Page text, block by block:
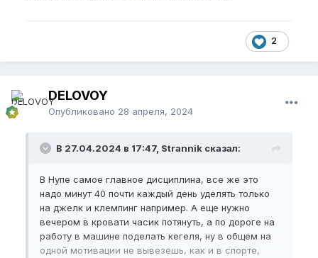
2
DELOVOY
Опубликовано 28 апреля, 2024
В 27.04.2024 в 17:47, Strannik сказал:
В Нупе самое главное дисциплина, все же это
надо минут 40 почти каждый день уделять только
на джелк и клемпинг например. А еще нужно
вечером в кровати часик потянуть, а по дороге на
работу в машине поделать кегеля, ну в общем на
одной мотивации не вывезешь, как и в спорте,